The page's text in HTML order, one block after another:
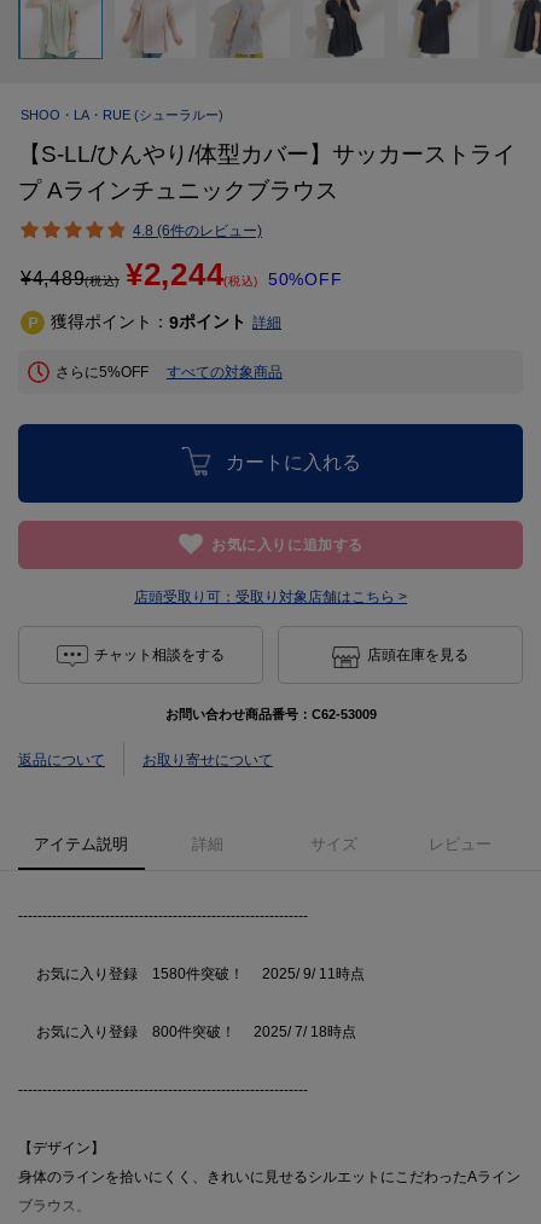
SHOO・LA・RUE (シューラルー)
【S-LL/ひんやり/体型カバー】サッカーストライ
プ Aラインチュニックブラウス
4.8 (6件のレビュー)
¥4,489(税込) ¥2,244(税込) 50%OFF
獲得ポイント： 9ポイント 詳細
さらに5%OFF すべての対象商品
カートに入れる
お気に入りに追加する
店頭受取り可： 受取り対象店舗はこちら >
チャット相談をする 店頭在庫を見る
お問い合わせ商品番号： C62-53009
返品について お取り寄せについて
アイテム説明 詳細 サイズ レビュー
------------------------------------------------------------
お気に入り登録 1580件突破！ 2025/ 9/ 11時点
お気に入り登録 800件突破！ 2025/ 7/ 18時点
------------------------------------------------------------
【デザイン】
身体のラインを拾いにくく、きれいに見せるシルエットにこだわったAライン
ブラウス。